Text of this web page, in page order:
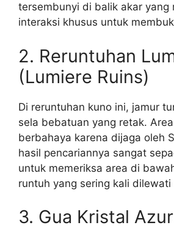
tersembunyi di balik akar yang
interaksi khusus untuk
2. Reruntuhan
(Lumiere Ruins)
Di reruntuhan kuno ini, jamur
sela bebatuan yang retak.
berbahaya karena dijaga oleh
hasil pencariannya sangat
untuk memeriksa area di
runtuh yang sering kali dilewati
3. Gua Kristal